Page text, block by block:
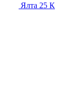
Ялта 25 К